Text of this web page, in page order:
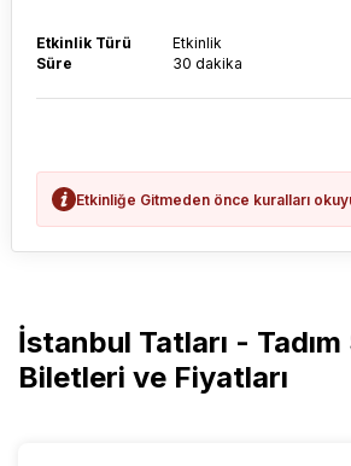
Etkinlik Türü
Etkinlik
Süre
30 dakika
Etkinliğe Gitmeden önce kuralları
İstanbul Tatları - Tadım
Biletleri ve Fiyatları